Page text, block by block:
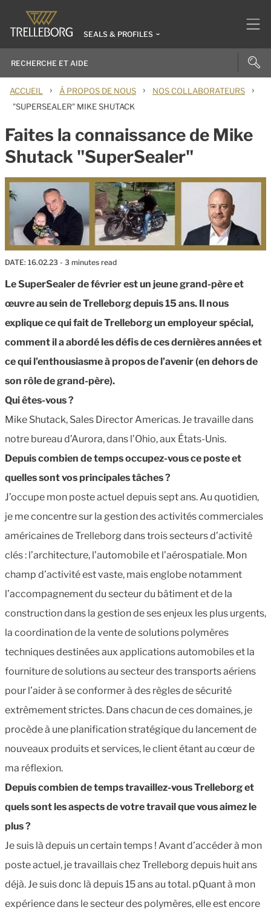
SEALS & PROFILES
ACCUEIL › À PROPOS DE NOUS › NOS COLLABORATEURS ›
"SUPERSEALER" MIKE SHUTACK
Faites la connaissance de Mike
Shutack "SuperSealer"
DATE: 16.02.23 - 3 minutes read
Le SuperSealer de février est un jeune grand-père et
œuvre au sein de Trelleborg depuis 15ans. Il nous
explique ce qui fait de Trelleborg un employeur spécial,
comment il a abordé les défis de ces dernières années et
ce qui l’enthousiasme à propos de l’avenir (en dehors de
son rôle de grand-père).
Qui êtes-vous?
Mike Shutack, Sales Director Americas. Je travaille dans
notre bureau d’Aurora, dans l’Ohio, aux États-Unis.
Depuis combien de temps occupez-vous ce poste et
quelles sont vos principales tâches ?
J’occupe mon poste actuel depuis sept ans. Au quotidien,
je me concentre sur la gestion des activités commerciales
américaines de Trelleborg dans trois secteurs d’activité
clés : l’architecture, l’automobile et l’aérospatiale. Mon
champ d’activité est vaste, mais englobe notamment
l’accompagnement du secteur du bâtiment et de la
construction dans la gestion de ses enjeux les plus urgents,
la coordination de la vente de solutions polymères
techniques destinées aux applications automobiles et la
fourniture de solutions au secteur des transports aériens
pour l’aider à se conformer à des règles de sécurité
extrêmement strictes. Dans chacun de ces domaines, je
procède à une planification stratégique du lancement de
nouveaux produits et services, le client étant au cœur de
ma réflexion.
Depuis combien de temps travaillez-vous Trelleborg et
quels sont les aspects de votre travail que vous aimez le
plus ?
Je suis là depuis un certain temps ! Avant d’accéder à mon
poste actuel, je travaillais chez Trelleborg depuis huit ans
déjà. Je suis donc là depuis 15 ans au total. pQuant à mon
expérience dans le secteur des polymères, elle est encore